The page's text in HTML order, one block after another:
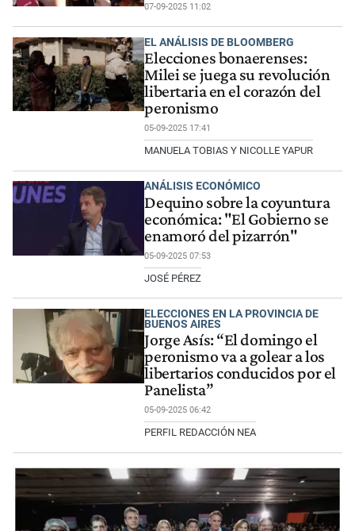
07-09-2025 11:02
EL ANÁLISIS DE BLOOMBERG
Elecciones bonaerenses:
Milei se juega su revolución
libertaria en el corazón del
peronismo
05-09-2025 17:41
MANUELA TOBIAS Y NICOLLE YAPUR
ANÁLISIS ECONÓMICO
Dequino sobre la coyuntura
económica: "El Gobierno se
enamoró del pizarrón"
05-09-2025 07:53
JOSÉ PÉREZ
ELECCIONES EN LA PROVINCIA DE
BUENOS AIRES
Jorge Asís: “El domingo el
peronismo va a golear a los
libertarios conducidos por el
Panelista”
05-09-2025 06:42
PERFIL REDACCIÓN NEA